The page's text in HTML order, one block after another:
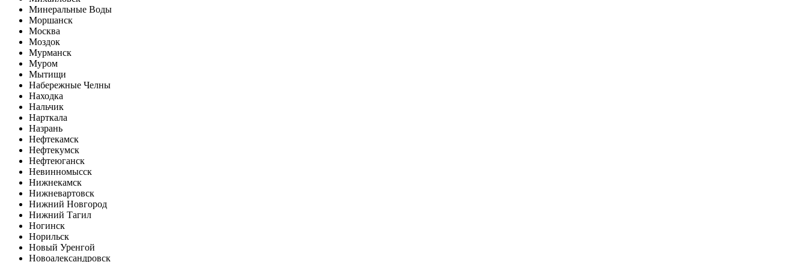
Минеральные Воды
Моршанск
Москва
Моздок
Мурманск
Муром
Мытищи
Набережные Челны
Находка
Нальчик
Нарткала
Назрань
Нефтекамск
Нефтекумск
Нефтеюганск
Невинномысск
Нижнекамск
Нижневартовск
Нижний Новгород
Нижний Тагил
Ногинск
Норильск
Новый Уренгой
Новоалександровск